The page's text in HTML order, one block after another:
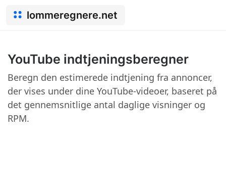
lommeregnere.net
YouTube indtjeningsberegner
Beregn den estimerede indtjening fra annoncer,
der vises under dine YouTube-videoer, baseret på
det gennemsnitlige antal daglige visninger og
RPM.